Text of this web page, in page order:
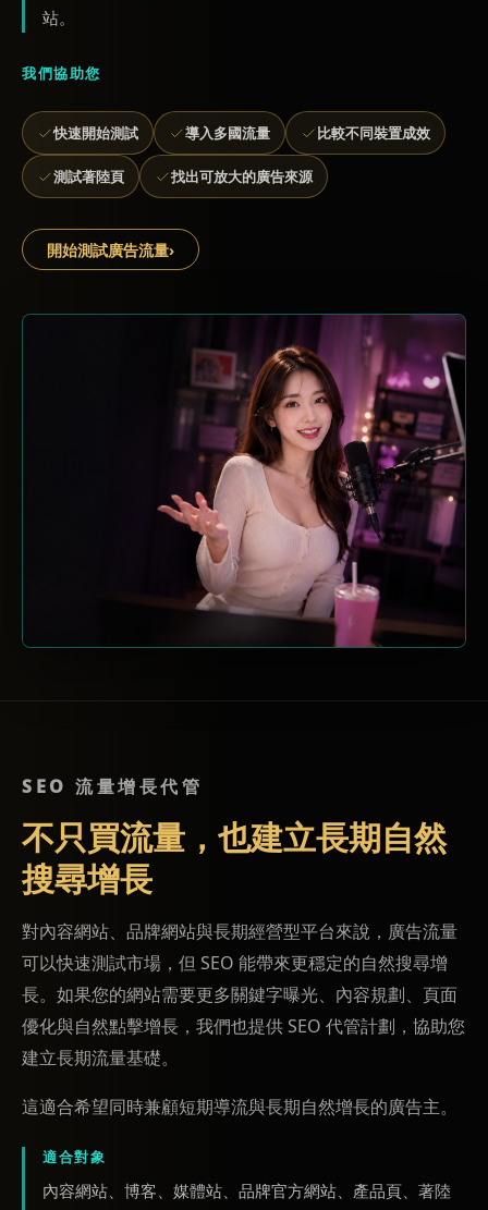
站。
我們協助您
快速開始測試 導入多國流量 比較不同裝置成效
測試著陸頁 找出可放大的廣告來源
開始測試廣告流量›
SEO 流量增長代管
不只買流量，也建立長期自然
搜尋增長
對內容網站、品牌網站與長期經營型平台來說，廣告流量
可以快速測試市場，但 SEO 能帶來更穩定的自然搜尋增
長。如果您的網站需要更多關鍵字曝光、內容規劃、頁面
優化與自然點擊增長，我們也提供 SEO 代管計劃，協助您
建立長期流量基礎。
這適合希望同時兼顧短期導流與長期自然增長的廣告主。
適合對象
內容網站、博客、媒體站、品牌官方網站、產品頁、著陸